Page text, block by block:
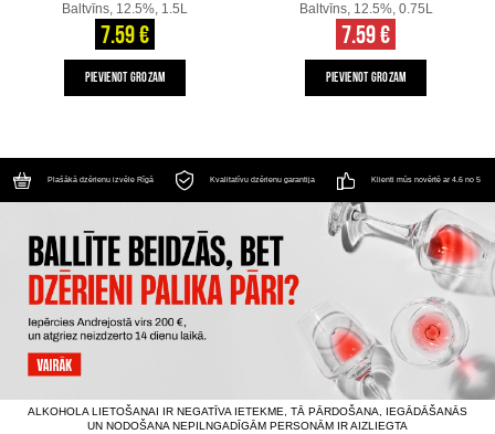
Baltvīns, 12.5%, 1.5L
7.59 €
PIEVIENOT GROZAM
Baltvīns, 12.5%, 0.75L
7.59 €
PIEVIENOT GROZAM
Plašākā dzērienu izvēle Rīgā Kvalitatīvu dzērienu garantija Klienti mūs novērtē ar 4.6 no 5
ALKOHOLA LIETOŠANAI IR NEGATĪVA IETEKME, TĀ PĀRDOŠANA, IEGĀDĀŠANĀS
UN NODOŠANA NEPILNGADĪGĀM PERSONĀM IR AIZLIEGTA